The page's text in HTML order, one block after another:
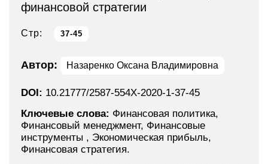
финансовой стратегии
Стр: 37-45
Автор: Назаренко Оксана Владимировна
DOI: 10.21777/2587-554X-2020-1-37-45
Ключевые слова: Финансовая политика,
Финансовый менеджмент, Финансовые
инструменты , Экономическая прибыль,
Финансовая стратегия.